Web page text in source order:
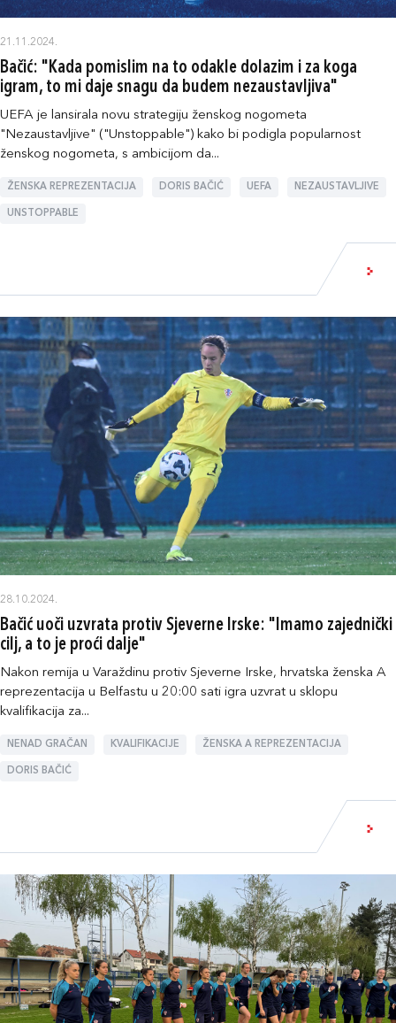
21.11.2024.
Bačić: "Kada pomislim na to odakle dolazim i za koga
igram, to mi daje snagu da budem nezaustavljiva"
UEFA je lansirala novu strategiju ženskog nogometa
"Nezaustavljive" ("Unstoppable") kako bi podigla popularnost
ženskog nogometa, s ambicijom da...
ŽENSKA REPREZENTACIJA DORIS BAČIĆ UEFA NEZAUSTAVLJIVE
UNSTOPPABLE
28.10.2024.
Bačić uoči uzvrata protiv Sjeverne Irske: "Imamo zajednički
cilj, a to je proći dalje"
Nakon remija u Varaždinu protiv Sjeverne Irske, hrvatska ženska A
reprezentacija u Belfastu u 20:00 sati igra uzvrat u sklopu
kvalifikacija za...
NENAD GRAČAN KVALIFIKACIJE ŽENSKA A REPREZENTACIJA
DORIS BAČIĆ